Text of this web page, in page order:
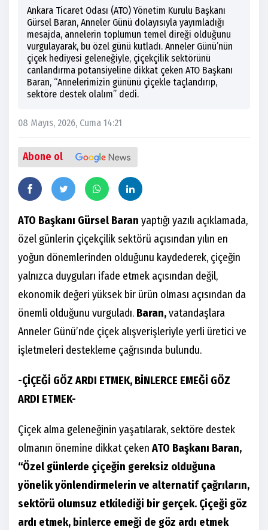
Ankara Ticaret Odası (ATO) Yönetim Kurulu Başkanı
Gürsel Baran, Anneler Günü dolayısıyla yayımladığı
mesajda, annelerin toplumun temel direği olduğunu
vurgulayarak, bu özel günü kutladı. Anneler Günü’nün
çiçek hediyesi geleneğiyle, çiçekçilik sektörünü
canlandırma potansiyeline dikkat çeken ATO Başkanı
Baran, “Annelerimizin gününü çiçekle taçlandırıp,
sektöre destek olalım” dedi.
08 Mayıs, 2026, Cuma 14:21
Abone ol
ATO Başkanı Gürsel Baran yaptığı yazılı açıklamada,
özel günlerin çiçekçilik sektörü açısından yılın en
yoğun dönemlerinden olduğunu kaydederek, çiçeğin
yalnızca duyguları ifade etmek açısından değil,
ekonomik değeri yüksek bir ürün olması açısından da
önemli olduğunu vurguladı. Baran,vatandaşlara
Anneler Günü’nde çiçek alışverişleriyle yerli üretici ve
işletmeleri destekleme çağrısında bulundu.
-ÇİÇEĞİ GÖZ ARDI ETMEK, BİNLERCE EMEĞİ GÖZ
ARDI ETMEK-
Çiçek alma geleneğinin yaşatılarak, sektöre destek
olmanın önemine dikkat çeken ATO Başkanı Baran,
“Özel günlerde çiçeğin gereksiz olduğuna
yönelik yönlendirmelerin ve alternatif çağrıların,
sektörü olumsuz etkilediği bir gerçek. Çiçeği göz
ardı etmek, binlerce emeği de göz ardı etmek